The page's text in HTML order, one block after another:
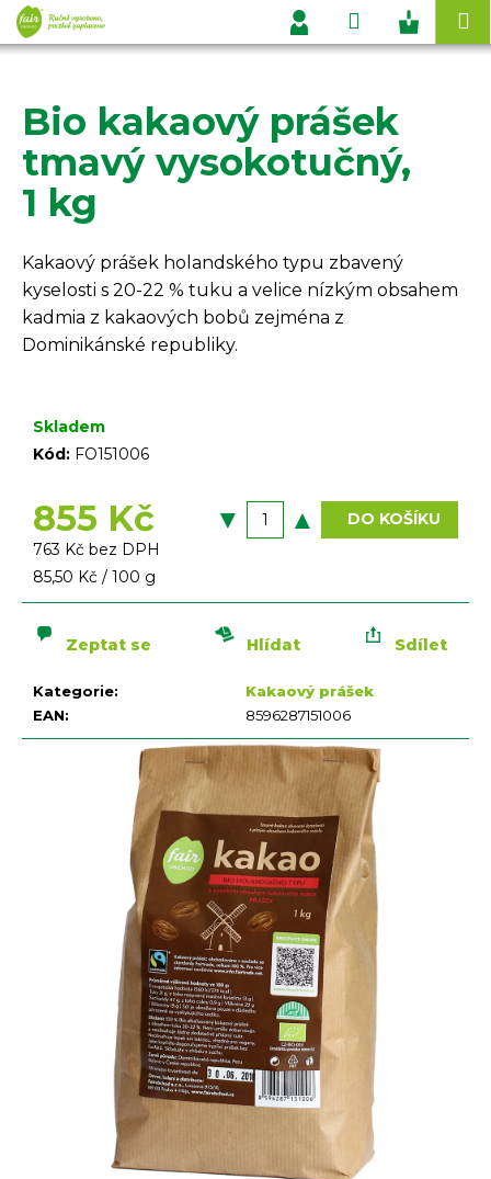
Přejít
na
obsah
Hledat
Přihlášení
Bio kakaový prášek
tmavý vysokotučný,
1 kg
Kakaový prášek holandského typu zbavený
kyselosti s 20-22 % tuku a velice nízkým obsahem
kadmia z kakaových bobů zejména z
Dominikánské republiky.
Skladem
Kód: FO151006
855 Kč
763 Kč bez DPH
Měrná
cena:
85,50 Kč / 100 g
DO KOŠÍKU
Kategorie:
Kakaový prášek
EAN: 8596287151006
Zeptat se Hlídat Sdílet
K
o
Zpět
Zpět
C
o
p
ř
e
b
u
t
e
a
t
?
HLEDAT